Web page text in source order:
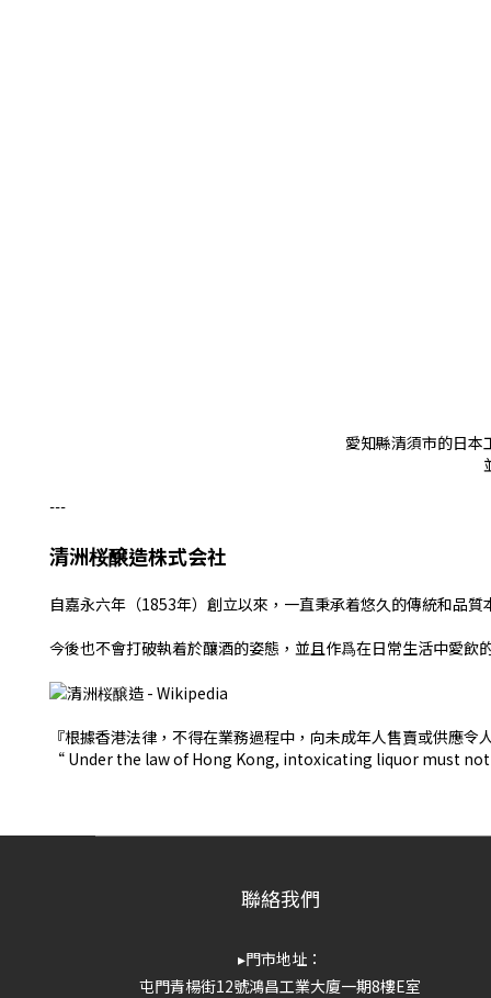
愛知縣清須市的日本
---
清洲桜醸造株式会社
自嘉永六年（1853年）創立以來，一直秉承着悠久的傳統和品
今後也不會打破執着於釀酒的姿態，並且作爲在日常生活中愛飲
『根據香港法律，不得在業務過程中，向未成年人售賣或供應令
“ Under the law of Hong Kong, intoxicating liquor must
聯絡我們
▸門市地址：
屯門青楊街12號鴻昌工業大廈一期8樓E室